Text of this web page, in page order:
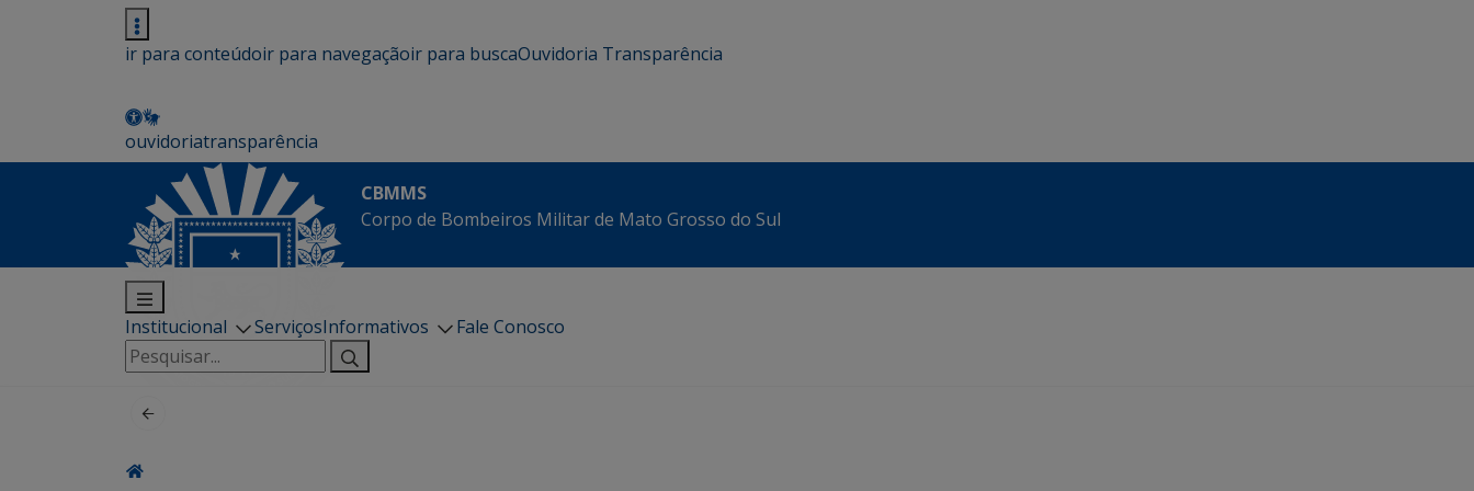
ir para conteúdoir para navegaçãoir para buscaOuvidoria Transparência
ouvidoriatransparência
CBMMS
Corpo de Bombeiros Militar de Mato Grosso do Sul
Institucional ServiçosInformativos
Fale Conosco
Pesquisar
por: